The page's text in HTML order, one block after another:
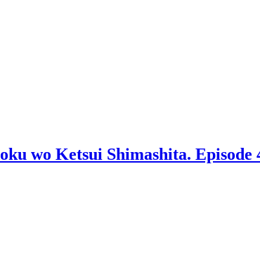
wo Ketsui Shimashita. Episode